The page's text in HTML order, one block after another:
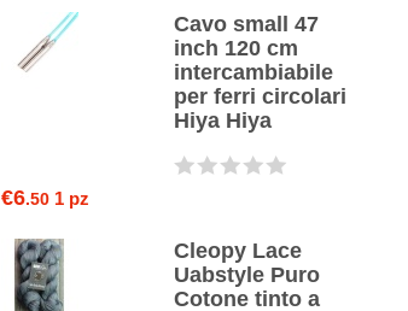
Cavo small 47
inch 120 cm
intercambiabile
per ferri circolari
Hiya Hiya
€6.50 1 pz
Cleopy Lace
Uabstyle Puro
Cotone tinto a